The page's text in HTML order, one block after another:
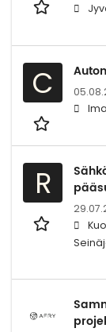
C
R